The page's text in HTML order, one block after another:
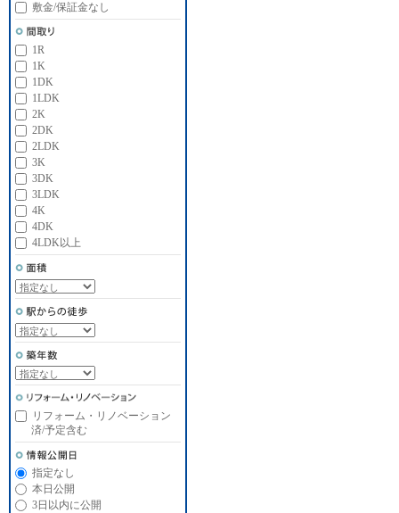
敷金/保証金なし
1R
1K
1DK
1LDK
2K
2DK
2LDK
3K
3DK
3LDK
4K
4DK
4LDK以上
リフォーム・リノベーション
済/予定含む
指定なし
本日公開
3日以内に公開